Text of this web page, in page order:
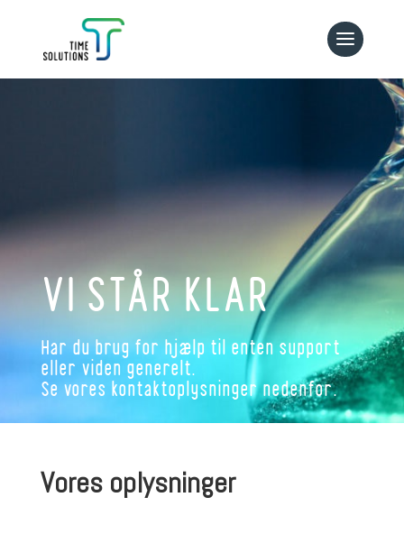
VI STÅR KLAR
Har du brug for hjælp til enten support
eller viden generelt.
Se vores kontaktoplysninger nedenfor.
Vores oplysninger